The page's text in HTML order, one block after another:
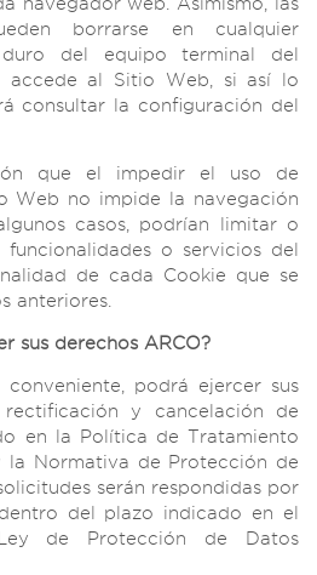
borrarse en cualquier
del equipo terminal del
accede al Sitio Web, si así lo
consultar la configuración del
que el impedir el uso de
Web no impide la navegación
casos, podrían limitar o
funcionalidades o servicios del
de cada Cookie que se
anteriores.
sus derechos ARCO?
podrá ejercer sus
y cancelación de
en la Política de Tratamiento
la Normativa de Protección de
serán respondidas por
del plazo indicado en el
de Protección de Datos